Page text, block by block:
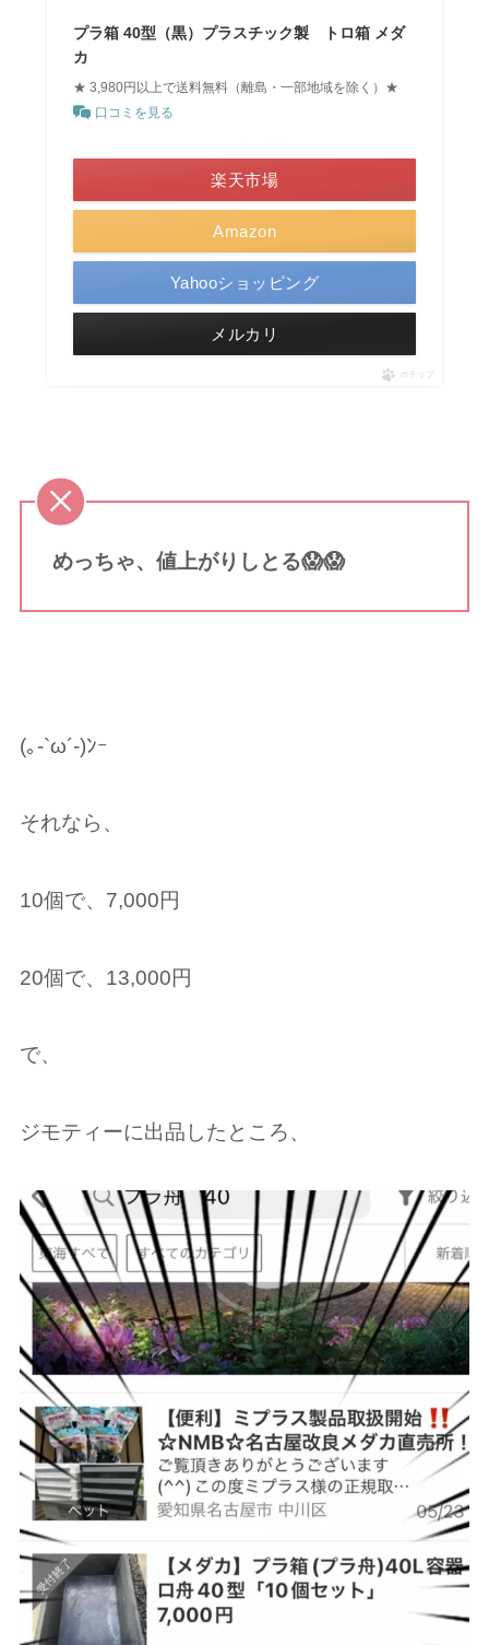
プラ箱 40型（黒）プラスチック製 トロ箱 メダ
カ
★ 3,980円以上で送料無料（離島・一部地域を除く）★
口コミを見る
Amazon
楽天市場
Yahooショッピング
メルカリ
ポチップ
めっちゃ、値上がりしとる😱😱
(｡-`ω´-)ﾝｰ
それなら、
10個で、7,000円
20個で、13,000円
で、
ジモティーに出品したところ、